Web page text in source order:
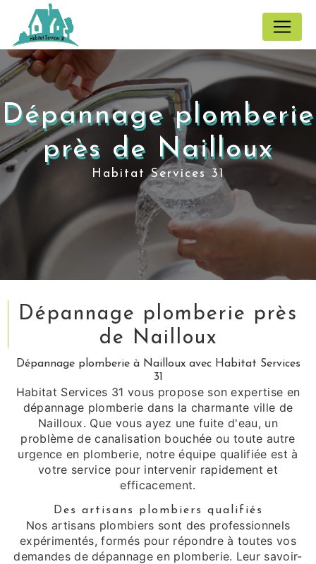
Dépannage plomberie
près de Nailloux
Habitat Services 31
Dépannage plomberie près
de Nailloux
Dépannage plomberie à Nailloux avec Habitat Services
31
Habitat Services 31 vous propose son expertise en
dépannage plomberie dans la charmante ville de
Nailloux. Que vous ayez une fuite d'eau, un
problème de canalisation bouchée ou toute autre
urgence en plomberie, notre équipe qualifiée est à
votre service pour intervenir rapidement et
efficacement.
Des artisans plombiers qualifiés
Nos artisans plombiers sont des professionnels
expérimentés, formés pour répondre à toutes vos
demandes de dépannage en plomberie. Leur savoir-
Panneau de gestion des cookies